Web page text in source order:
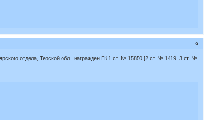
9
отдела, Терской обл., награжден ГК 1 ст. № 15850 [2 ст. № 1419, 3 ст. №